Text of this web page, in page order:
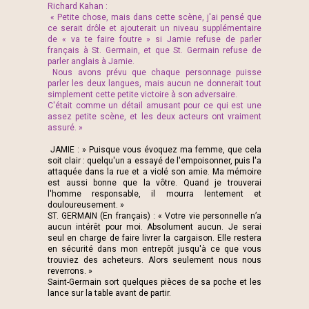
Richard Kahan :
« Petite chose, mais dans cette scène, j'ai pensé que
ce serait drôle et ajouterait un niveau supplémentaire
de « va te faire foutre » si Jamie refuse de parler
français à St. Germain, et que St. Germain refuse de
parler anglais à Jamie.
Nous avons prévu que chaque personnage puisse
parler les deux langues, mais aucun ne donnerait tout
simplement cette petite victoire à son adversaire.
C'était comme un détail amusant pour ce qui est une
assez petite scène, et les deux acteurs ont vraiment
assuré. »
JAMIE : » Puisque vous évoquez ma femme, que cela
soit clair : quelqu'un a essayé de l'empoisonner, puis l'a
attaquée dans la rue et a violé son amie. Ma mémoire
est aussi bonne que la vôtre. Quand je trouverai
l'homme responsable, il mourra lentement et
douloureusement. »
ST. GERMAIN (En français) : « Votre vie personnelle n’a
aucun intérêt pour moi. Absolument aucun. Je serai
seul en charge de faire livrer la cargaison. Elle restera
en sécurité dans mon entrepôt jusqu'à ce que vous
trouviez des acheteurs. Alors seulement nous nous
reverrons. »
Saint-Germain sort quelques pièces de sa poche et les
lance sur la table avant de partir.